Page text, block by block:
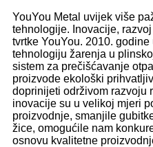
YouYou Metal uvijek više
tehnologije. Inovacije,
tvrtke YouYou. 2010.
tehnologiju žarenja u
sistem za prečišćavanje
proizvode ekološki
doprinijeti održivom razvoju
inovacije su u velikoj mjeri
proizvodnje, smanjile
žice, omogućile nam
osnovu kvalitetne